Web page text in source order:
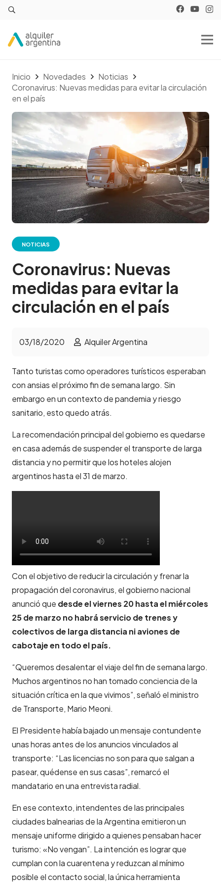
Inicio Novedades
Noticias
Coronavirus: Nuevas medidas para evitar la circulación
en el país
NOTICIAS
Coronavirus: Nuevas
medidas para evitar la
circulación en el país
03/18/2020 Alquiler Argentina
Tanto turistas como operadores turísticos esperaban
con ansias el próximo fin de semana largo. Sin
embargo en un contexto de pandemia y riesgo
sanitario, esto quedo atrás.
La recomendación principal del gobierno es quedarse
en casa además de suspender el transporte de larga
distancia y no permitir que los hoteles alojen
argentinos hasta el 31 de marzo.
Con el objetivo de reducir la circulación y frenar la
propagación del coronavirus, el gobierno nacional
anunció que desde el viernes 20 hasta el miércoles
25 de marzo no habrá servicio de trenes y
colectivos de larga distancia ni aviones de
cabotaje en todo el país.
“Queremos desalentar el viaje del fin de semana largo.
Muchos argentinos no han tomado conciencia de la
situación crítica en la que vivimos”, señaló el ministro
de Transporte, Mario Meoni.
El Presidente había bajado un mensaje contundente
unas horas antes de los anuncios vinculados al
transporte: “Las licencias no son para que salgan a
pasear, quédense en sus casas”, remarcó el
mandatario en una entrevista radial.
En ese contexto, intendentes de las principales
ciudades balnearias de la Argentina emitieron un
mensaje uniforme dirigido a quienes pensaban hacer
turismo: «No vengan”. La intención es lograr que
cumplan con la cuarentena y reduzcan al mínimo
posible el contacto social, la única herramienta